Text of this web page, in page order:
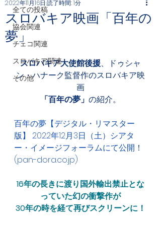
全ての投稿
協会関連
チェコ関連
スロバキア関連
その他
スロバキア映画「百年の
夢」
2022年11月16日 読了時間: 1分
スロバキア大使館後援、ドゥシャ
ン・ハナーク監督作のスロバキア映
画
「百年の夢」 の紹介。
百年の夢【デジタル・リマスター
版】 2022年12月3日（土）シアタ
ー・イメージフォーラムにて公開！
(pan-dora.co.jp)
16年の長きに渡り国外輸出禁止とな
っていた幻の衝撃作が
30年の時を経て再びスクリーンに！